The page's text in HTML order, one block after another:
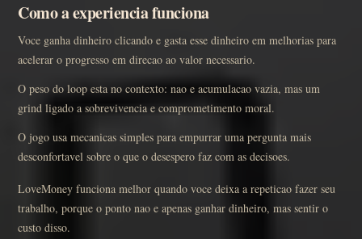
Como a experiencia funciona
Voce ganha dinheiro clicando e gasta esse dinheiro em melhorias para
acelerar o progresso em direcao ao valor necessario.
O peso do loop esta no contexto: nao e acumulacao vazia, mas um
grind ligado a sobrevivencia e comprometimento moral.
O jogo usa mecanicas simples para empurrar uma pergunta mais
desconfortavel sobre o que o desespero faz com as decisoes.
LoveMoney funciona melhor quando voce deixa a repeticao fazer seu
trabalho, porque o ponto nao e apenas ganhar dinheiro, mas sentir o
custo disso.